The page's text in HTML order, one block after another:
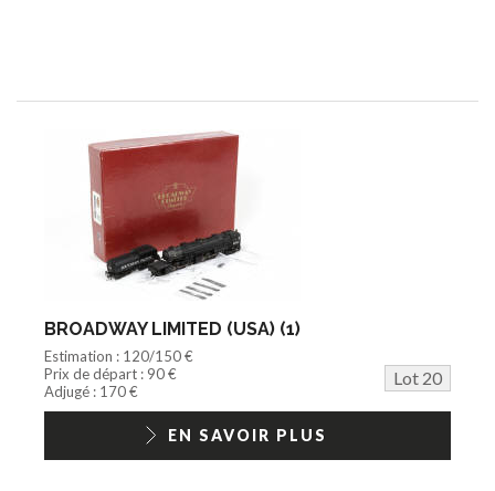
BROADWAY LIMITED (USA) (1)
Estimation : 120/150 €
Prix de départ : 90 €
Lot 20
Adjugé : 170 €
EN SAVOIR PLUS